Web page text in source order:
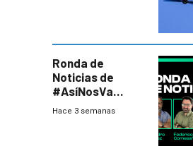
Ronda de
Noticias de
#AsíNosVa
(20/7/26)
Hace 3 semanas